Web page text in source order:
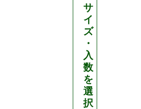
サ
イ
ズ
・
入
数
を
選
択